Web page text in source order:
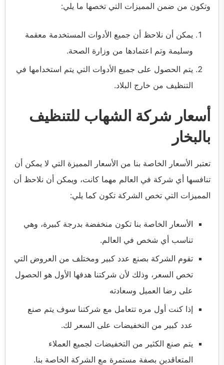
وتكون من ضمن المميزات التي تخصها ما يلي:
يمكن أن نلاحظ أن جميع الأدوات المستخدمة معقمة
وسليمة وتم اعتمادها من وزارة الصحة.
يتم الحصول على جميع الأدوات التي يتم استخدامها في
التنظيف من خارج البلاد.
أسعار شركة الشهاب للتنظيف
بالبخار
تعتبر الأسعار الخاصة بنا من الأسعار المميزة التي لا يمكن أن
تنافسها أي شركة في العالم مهما كانت، ويمكن أن نلاحظ أن
المميزات التي تخص الشركة تكون كما يلي:
الأسعار الخاصة بنا تكون منخفضة بدرجة كبيرة، وهي
تناسب أي شخص في العالم.
تقوم الشركة بصنع عدد كبير ومختلف من العروض التي
تخص السعر، وذلك لأن شركتنا هدفها الأول هو الحصول
على رضا العميل وسعادته
إذا كنت أول مره تتعامل مع شركتنا سوف يتم صنع
عدد كبير من التخفيضات على السعر لك.
يتم صنع الكثير من التخفيضات لجميع العملاء
المتعاقدين بصفة مستمرة مع الشركة الخاصة بنا.